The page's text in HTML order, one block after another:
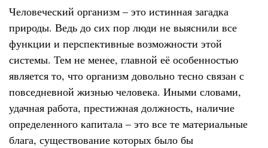
Человеческий организм – это истинная загадка
природы. Ведь до сих пор люди не выяснили все
функции и перспективные возможности этой
системы. Тем не менее, главной её особенностью
является то, что организм довольно тесно связан с
повседневной жизнью человека. Иными словами,
удачная работа, престижная должность, наличие
определенного капитала – это все те материальные
блага, существование которых было бы